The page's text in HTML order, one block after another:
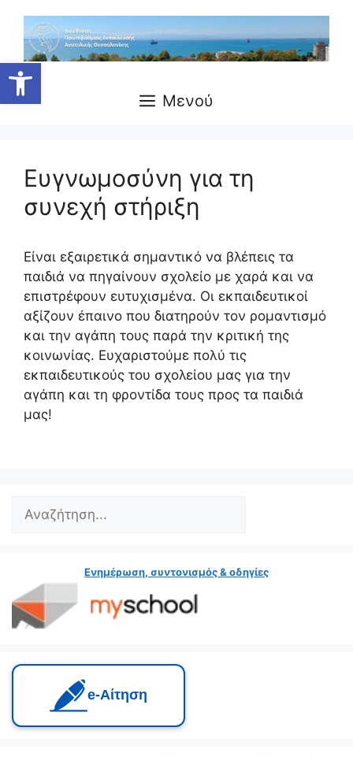
Ανοίξτε τη γραμμή εργαλείων
περιεχόμενο
Μενού
Ευγνωμοσύνη για τη
συνεχή στήριξη
Είναι εξαιρετικά σημαντικό να βλέπεις τα
παιδιά να πηγαίνουν σχολείο με χαρά και να
επιστρέφουν ευτυχισμένα. Οι εκπαιδευτικοί
αξίζουν έπαινο που διατηρούν τον ρομαντισμό
και την αγάπη τους παρά την κριτική της
κοινωνίας. Ευχαριστούμε πολύ τις
εκπαιδευτικούς του σχολείου μας για την
αγάπη και τη φροντίδα τους προς τα παιδιά
μας!
Ενημέρωση, συντονισμός & οδηγίες
e‑Αίτηση